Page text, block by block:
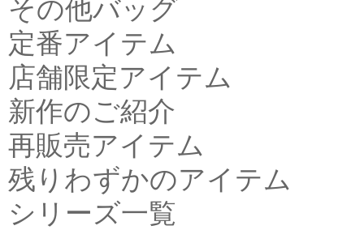
その他バッグ
定番アイテム
店舗限定アイテム
新作のご紹介
再販売アイテム
残りわずかのアイテム
シリーズ一覧